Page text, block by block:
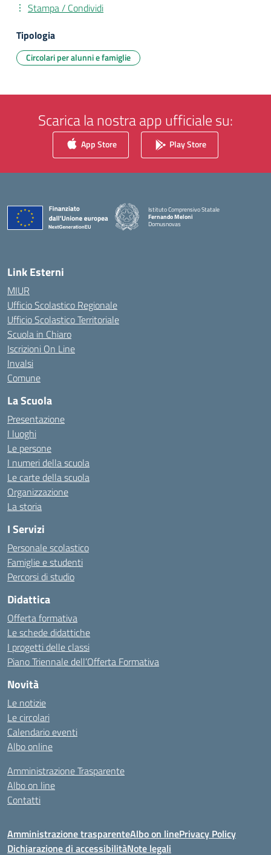
Stampa / Condividi
Tipologia
Circolari per alunni e famiglie
Scarica la nostra app ufficiale su:
App Store Play Store
Istituto Comprensivo Statale
Fernando Meloni
Domusnovas
Link Esterni
MIUR
Ufficio Scolastico Regionale
Ufficio Scolastico Territoriale
Scuola in Chiaro
Iscrizioni On Line
Invalsi
Comune
La Scuola
Presentazione
I luoghi
Le persone
I numeri della scuola
Le carte della scuola
Organizzazione
La storia
I Servizi
Personale scolastico
Famiglie e studenti
Percorsi di studio
Didattica
Offerta formativa
Le schede didattiche
I progetti delle classi
Piano Triennale dell’Offerta Formativa
Novità
Le notizie
Le circolari
Calendario eventi
Albo online
Amministrazione Trasparente
Albo on line
Contatti
Amministrazione trasparenteAlbo on linePrivacy Policy
Dichiarazione di accessibilitàNote legali